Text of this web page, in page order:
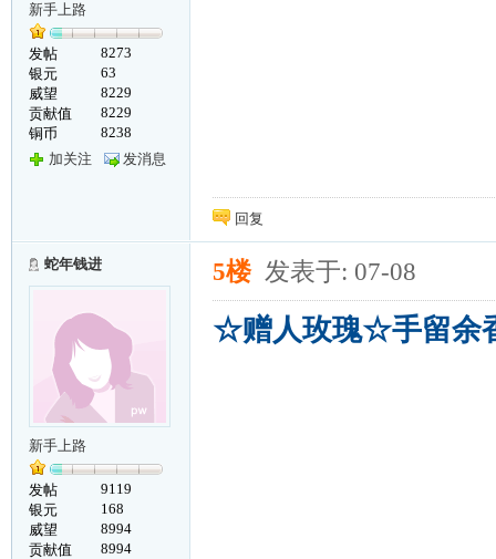
新手上路
发帖
8273
银元
63
威望
8229
贡献值
8229
铜币
8238
加关注
发消息
回复
蛇年钱进
新手上路
发帖
9119
银元
168
威望
8994
贡献值
8994
5楼 发表于: 07-08
☆赠人玫瑰☆手留余